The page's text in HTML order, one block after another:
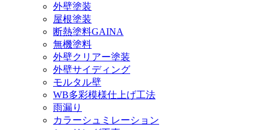
外壁塗装
屋根塗装
断熱塗料GAINA
無機塗料
外壁クリアー塗装
外壁サイディング
モルタル壁
WB多彩模様仕上げ工法
雨漏り
カラーシュミレーション